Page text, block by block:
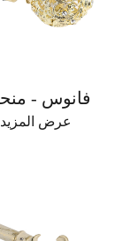
عرض المزيد